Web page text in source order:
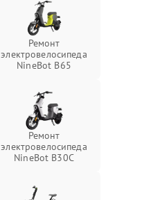
Ремонт
электровелосипеда
NineBot B65
Ремонт
электровелосипеда
NineBot B30C